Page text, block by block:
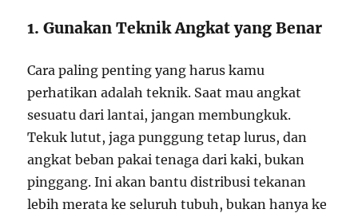
1. Gunakan Teknik Angkat yang Benar
Cara paling penting yang harus kamu
perhatikan adalah teknik. Saat mau angkat
sesuatu dari lantai, jangan membungkuk.
Tekuk lutut, jaga punggung tetap lurus, dan
angkat beban pakai tenaga dari kaki, bukan
pinggang. Ini akan bantu distribusi tekanan
lebih merata ke seluruh tubuh, bukan hanya ke